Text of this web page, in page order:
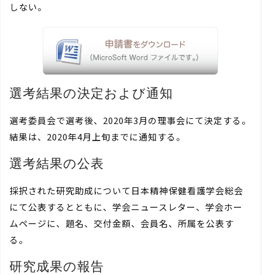
しない。
選考結果の決定および通知
選考委員会で選考後、2020年3月の理事会にて決定する。
結果は、2020年4月上旬までに通知する。
選考結果の公表
採択された研究助成について日本精神保健看護学会総会
にて公表するとともに、学会ニュースレター、学会ホー
ムページに、題名、交付金額、会員名、所属を公表す
る。
研究成果の報告